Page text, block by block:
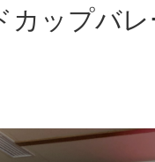
カップバ